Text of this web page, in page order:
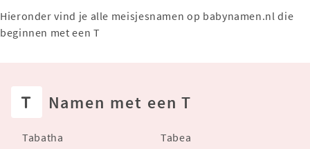
Hieronder vind je alle meisjesnamen op babynamen.nl die
beginnen met een T
T Namen met een T
Tabatha
Tabea